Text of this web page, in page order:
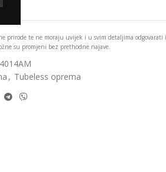
prirode te ne moraju uvijek i u svim detaljima
su promjeni bez prethodne najave.
, Tubeless oprema